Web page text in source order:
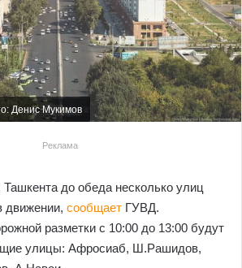
Денис Мукимов
Реклама
до обеда несколько улиц
движении, сообщает ГУВД.
разметки с 10:00 до 13:00 будут
улицы: Афросиаб, Ш.Рашидов,